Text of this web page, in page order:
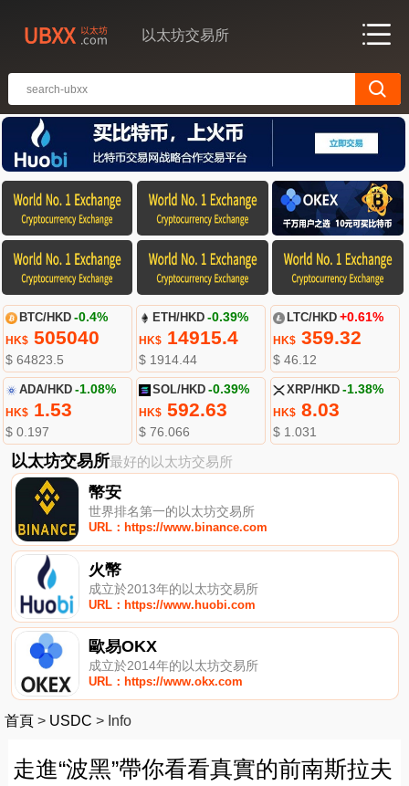
以太坊交易所
BTC/HKD -0.4%
HK$505040
$ 64823.5
ETH/HKD -0.39%
HK$ 14915.4
$ 1914.44
LTC/HKD +0.61%
HK$359.32
$ 46.12
ADA/HKD -1.08%
HK$1.53
$ 0.197
SOL/HKD -0.39%
HK$ 592.63
$ 76.066
XRP/HKD -1.38%
HK$8.03
$ 1.031
以太坊交易所最好的以太坊交易所
幣安
世界排名第一的以太坊交易所
URL：https://www.binance.com
火幣
成立於2013年的以太坊交易所
URL：https://www.huobi.com
歐易OKX
成立於2014年的以太坊交易所
URL：https://www.okx.com
首頁 > USDC > Info
走進“波黑”帶你看看真實的前南斯拉夫